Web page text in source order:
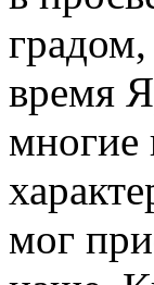
время
многие
мог